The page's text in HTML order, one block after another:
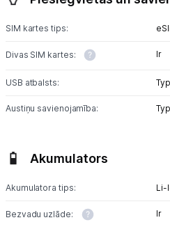
SIM kartes tips:
Divas SIM kartes: Ir
USB atbalsts:
Austiņu savienojamība:
Akumulators
Akumulatora tips: Li-
Bezvadu uzlāde: Ir